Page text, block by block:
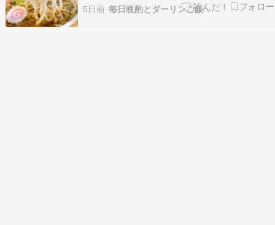
も胆振東部地震で3日間停電になって暗闇で過ご
したことを思い出します。電気が通ってからは被
5日前 毎日晩酌とダーリンご飯